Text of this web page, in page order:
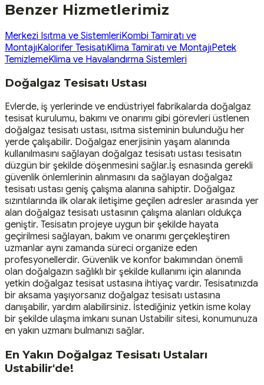
Benzer Hizmetlerimiz
Merkezi Isıtma ve SistemleriKombi Tamiratı ve
MontajıKalorifer TesisatıKlima Tamiratı ve MontajıPetek
TemizlemeKlima ve Havalandırma Sistemleri
Doğalgaz Tesisatı Ustası
Evlerde, iş yerlerinde ve endüstriyel fabrikalarda doğalgaz
tesisat kurulumu, bakımı ve onarımı gibi görevleri üstlenen
doğalgaz tesisatı ustası, ısıtma sisteminin bulunduğu her
yerde çalışabilir. Doğalgaz enerjisinin yaşam alanında
kullanılmasını sağlayan doğalgaz tesisatı ustası tesisatın
düzgün bir şekilde döşenmesini sağlar.İş esnasında gerekli
güvenlik önlemlerinin alınmasını da sağlayan doğalgaz
tesisatı ustası geniş çalışma alanına sahiptir. Doğalgaz
sızıntılarında ilk olarak iletişime geçilen adresler arasında yer
alan doğalgaz tesisatı ustasının çalışma alanları oldukça
geniştir. Tesisatın projeye uygun bir şekilde hayata
geçirilmesi sağlayan, bakım ve onarımı gerçekleştiren
uzmanlar aynı zamanda süreci organize eden
profesyonellerdir. Güvenlik ve konfor bakımından önemli
olan doğalgazın sağlıklı bir şekilde kullanımı için alanında
yetkin doğalgaz tesisat ustasına ihtiyaç vardır. Tesisatınızda
bir aksama yaşıyorsanız doğalgaz tesisatı ustasına
danışabilir, yardım alabilirsiniz. İstediğiniz yetkin isme kolay
bir şekilde ulaşma imkanı sunan Ustabilir sitesi, konumunuza
en yakın uzmanı bulmanızı sağlar.
En Yakın Doğalgaz Tesisatı Ustaları
Ustabilir'de!